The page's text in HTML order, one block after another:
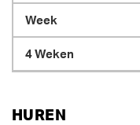
HUREN